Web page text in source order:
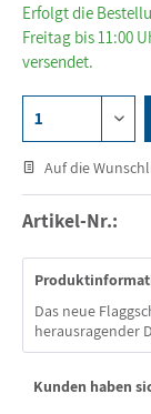
Erfolgt die
Freitag bis 11:00
versendet.
Auf die
Artikel-Nr.:
Das neue
herausragender
Kunden haben